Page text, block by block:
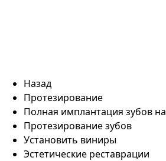
Назад
Протезирование
Полная имплантация зубов
Протезирование зубов
Установить виниры
Эстетические реставрации